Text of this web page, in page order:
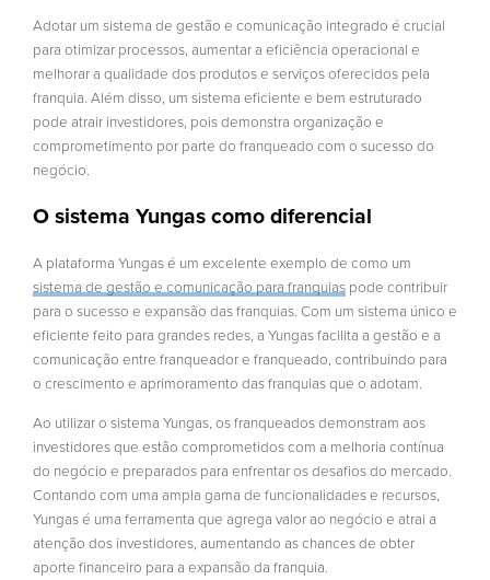
Adotar um sistema de gestão e comunicação integrado é crucial
para otimizar processos, aumentar a eficiência operacional e
melhorar a qualidade dos produtos e serviços oferecidos pela
franquia. Além disso, um sistema eficiente e bem estruturado
pode atrair investidores, pois demonstra organização e
comprometimento por parte do franqueado com o sucesso do
negócio.
O sistema Yungas como diferencial
A plataforma Yungas é um excelente exemplo de como um
sistema de gestão e comunicação para franquias pode contribuir
para o sucesso e expansão das franquias. Com um sistema único e
eficiente feito para grandes redes, a Yungas facilita a gestão e a
comunicação entre franqueador e franqueado, contribuindo para
o crescimento e aprimoramento das franquias que o adotam.
Ao utilizar o sistema Yungas, os franqueados demonstram aos
investidores que estão comprometidos com a melhoria contínua
do negócio e preparados para enfrentar os desafios do mercado.
Contando com uma ampla gama de funcionalidades e recursos,
Yungas é uma ferramenta que agrega valor ao negócio e atrai a
atenção dos investidores, aumentando as chances de obter
aporte financeiro para a expansão da franquia.